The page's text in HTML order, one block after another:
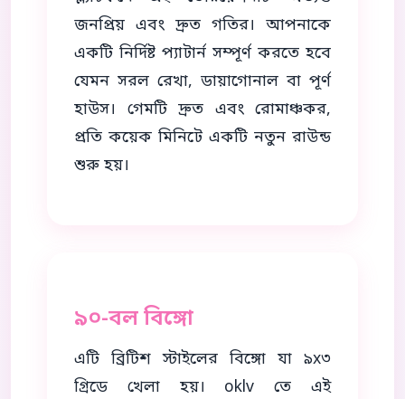
জনপ্রিয় এবং দ্রুত গতির। আপনাকে
একটি নির্দিষ্ট প্যাটার্ন সম্পূর্ণ করতে হবে
যেমন সরল রেখা, ডায়াগোনাল বা পূর্ণ
হাউস। গেমটি দ্রুত এবং রোমাঞ্চকর,
প্রতি কয়েক মিনিটে একটি নতুন রাউন্ড
শুরু হয়।
৯০-বল বিঙ্গো
এটি ব্রিটিশ স্টাইলের বিঙ্গো যা ৯x৩
গ্রিডে খেলা হয়। oklv তে এই